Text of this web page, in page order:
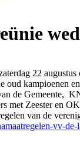
22
oud kampioenen
de Gemeente,
met Zeester en
van de
vv-de-